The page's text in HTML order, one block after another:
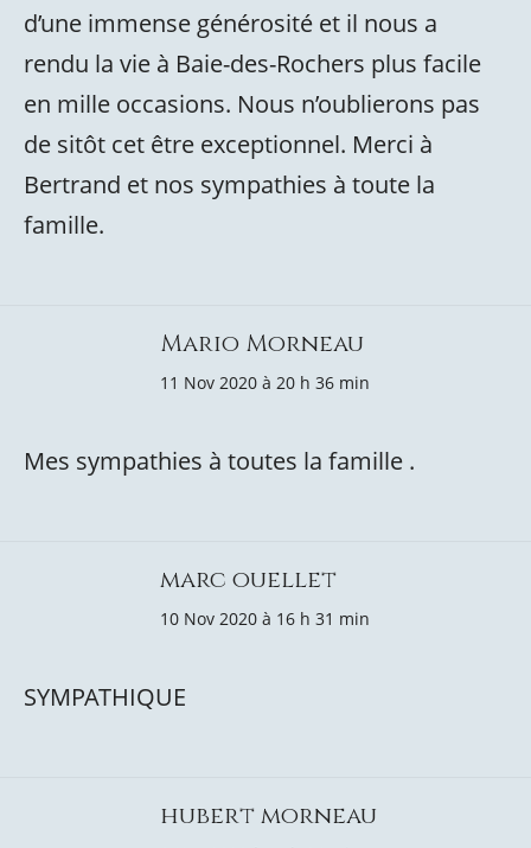
d’une immense générosité et il nous a
rendu la vie à Baie-des-Rochers plus facile
en mille occasions. Nous n’oublierons pas
de sitôt cet être exceptionnel. Merci à
Bertrand et nos sympathies à toute la
famille.
Mario Morneau
11 Nov 2020 à 20 h 36 min
Mes sympathies à toutes la famille .
marc ouellet
10 Nov 2020 à 16 h 31 min
SYMPATHIQUE
hubert morneau